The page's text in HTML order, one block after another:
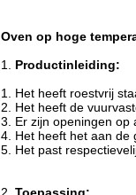
Oven op hoge
1. Productinleiding:
1. Het heeft roestvrij
2. Het heeft de
3. Er zijn openingen op
4. Het heeft het aan de
5. Het past